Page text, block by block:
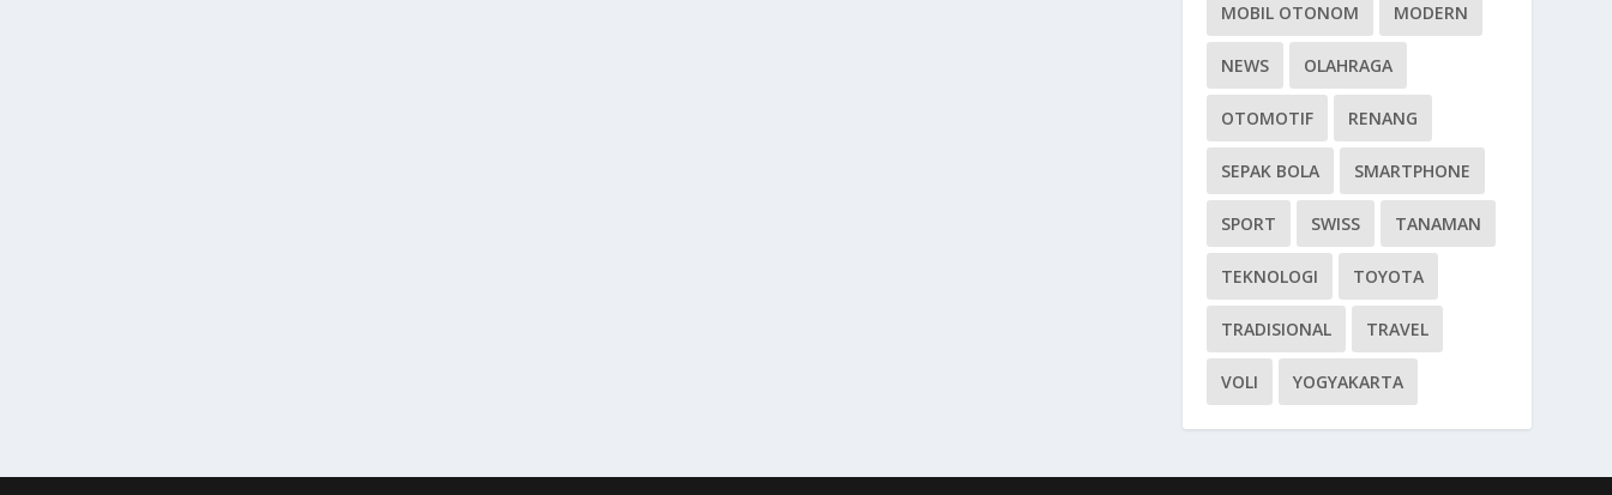
MOBIL OTONOM MODERN
NEWS OLAHRAGA
OTOMOTIF RENANG
SEPAK BOLA SMARTPHONE
SPORT SWISS TANAMAN
TEKNOLOGI TOYOTA
TRADISIONAL TRAVEL
VOLI YOGYAKARTA